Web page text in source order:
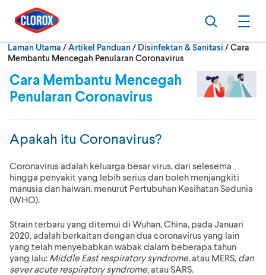
Langkau ke navigasi utama
Langkau ke kandungan
Langkau ke pengaki
Cari
Laman Utama /Artikel Panduan Disinfektan & Sanitasi Semasa:
Cara
Membantu Mencegah Penularan Coronavirus
Cara Membantu Mencegah
Penularan Coronavirus
Apakah itu Coronavirus?
Coronavirus adalah keluarga besar virus, dari selesema
hingga penyakit yang lebih serius dan boleh menjangkiti
manusia dan haiwan, menurut Pertubuhan Kesihatan Sedunia
(WHO).
Strain terbaru yang ditemui di Wuhan, China, pada Januari
2020, adalah berkaitan dengan dua coronavirus yang lain
yang telah menyebabkan wabak dalam beberapa tahun
yang lalu: Middle East respiratory syndrome,atau MERS, dan
sever acute respiratory syndrome,atau SARS.